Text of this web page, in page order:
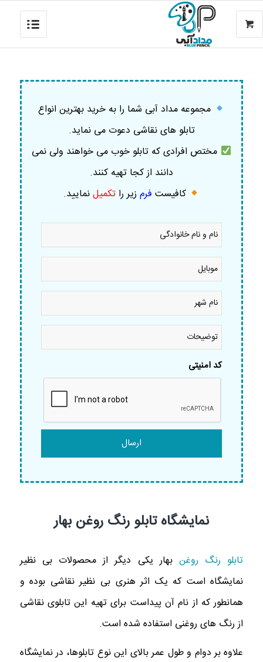
مجموعه مداد آبی شما را به خرید بهترین انواع
تابلو های نقاشی دعوت می نماید.
مختص افرادی که تابلو خوب می خواهند ولی نمی
دانند از کجا تهیه کنند.
کافیست فرم زیر را تکمیلنمایید.
نام
نام
خانوادگی
موبایل
نام
شهر *
توضیحات
کد امنیتی
نمایشگاه تابلو رنگ روغن بهار
تابلو رنگ روغنبهار یکی دیگر از محصولات بی نظیر
نمایشگاه است که یک اثر هنری بی نظیر نقاشی بوده و
همانطور که از نام آن پیداست برای تهیه این تابلوی نقاشی
از رنگ های روغنی استفاده شده است.
علاوه بر دوام و طول عمر بالای این نوع تابلوها، در نمایشگاه